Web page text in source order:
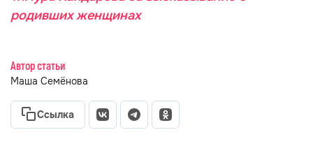
родивших женщинах
Автор статьи
Маша Семёнова
Ссылка